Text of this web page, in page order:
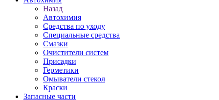
Назад
Автохимия
Средства по уходу
Специальные средства
Смазки
Очистители систем
Присадки
Герметики
Омыватели стекол
Краски
Запасные части